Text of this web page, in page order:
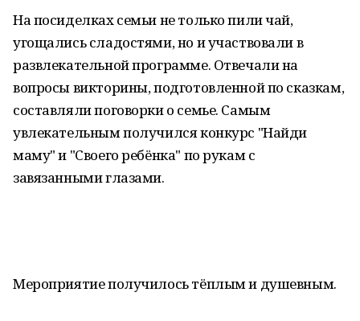
На посиделках семьи не только пили чай,
угощались сладостями, но и участвовали в
развлекательной программе. Отвечали на
вопросы викторины, подготовленной по сказкам,
составляли поговорки о семье. Самым
увлекательным получился конкурс "Найди
маму" и "Своего ребёнка" по рукам с
завязанными глазами.
Мероприятие получилось тёплым и душевным.